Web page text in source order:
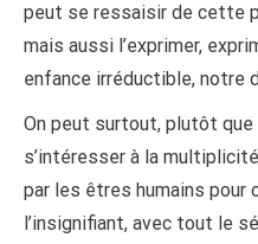
peut se ressaisir de cette
mais aussi l’exprimer,
enfance irréductible, notre
On peut surtout, plutôt que
s’intéresser à la
par les êtres humains pour
l’insignifiant, avec tout le